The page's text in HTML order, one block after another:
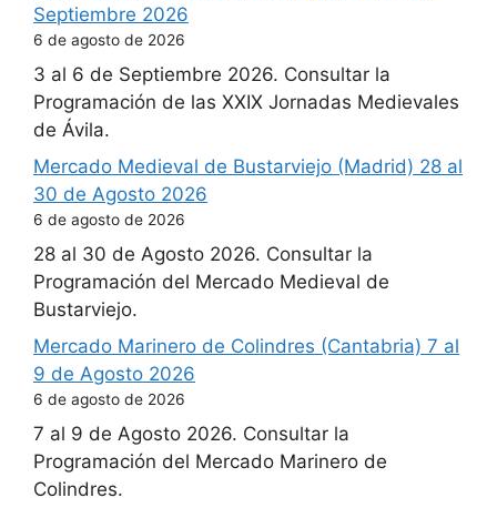
Septiembre 2026
6 de agosto de 2026
3 al 6 de Septiembre 2026. Consultar la
Programación de las XXIX Jornadas Medievales
de Ávila.
Mercado Medieval de Bustarviejo (Madrid) 28 al
30 de Agosto 2026
6 de agosto de 2026
28 al 30 de Agosto 2026. Consultar la
Programación del Mercado Medieval de
Bustarviejo.
Mercado Marinero de Colindres (Cantabria) 7 al
9 de Agosto 2026
6 de agosto de 2026
7 al 9 de Agosto 2026. Consultar la
Programación del Mercado Marinero de
Colindres.